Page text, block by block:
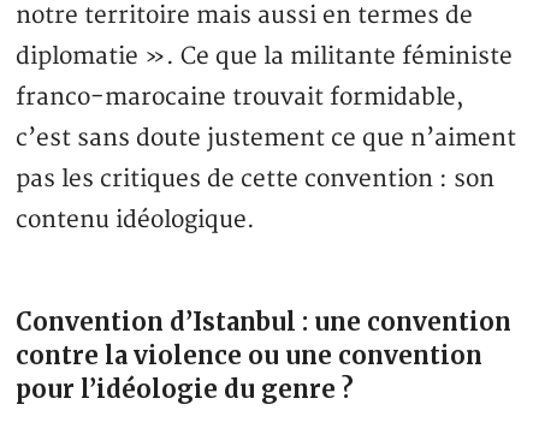
notre territoire mais aussi en termes de
diplomatie ». Ce que la militante féministe
franco-marocaine trouvait formidable,
c’est sans doute justement ce que n’aiment
pas les critiques de cette convention : son
contenu idéologique.
Convention d’Istanbul : une convention
contre la violence ou une convention
pour l’idéologie du genre ?